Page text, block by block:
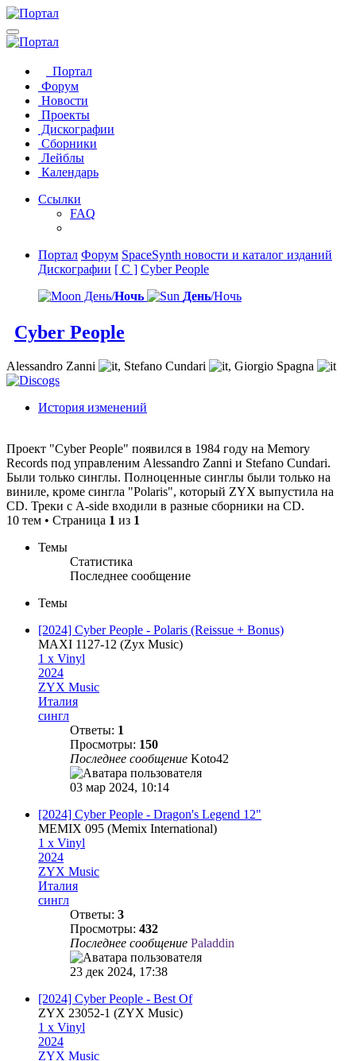
Портал
Форум
Новости
Проекты
Дискографии
Сборники
Лейблы
Календарь
Ссылки
FAQ
Портал Форум SpaceSynth новости и каталог изданий
Дискографии [ C ] Cyber People
День/Ночь День/Ночь
Cyber People
Alessandro Zanni , Stefano Cundari , Giorgio Spagna
История изменений
Проект "Cyber People" появился в 1984 году на Memory
Records под управленим Alessandro Zanni и Stefano Cundari.
Были только синглы. Полноценные синглы были только на
виниле, кроме сингла "Polaris", который ZYX выпустила на
CD. Треки с A-side входили в разные сборники на CD.
10 тем • Страница 1 из 1
Темы
Статистика
Последнее сообщение
Темы
[2024] Cyber People - Polaris (Reissue + Bonus)
MAXI 1127-12 (Zyx Music)
1 x Vinyl
2024
ZYX Music
Италия
сингл
Ответы: 1
Просмотры: 150
Последнее сообщение Koto42
03 мар 2024, 10:14
[2024] Cyber People - Dragon's Legend 12"
MEMIX 095 (Memix International)
1 x Vinyl
2024
ZYX Music
Италия
сингл
Ответы: 3
Просмотры: 432
Последнее сообщение Paladdin
23 дек 2024, 17:38
[2024] Cyber People - Best Of
ZYX 23052-1 (ZYX Music)
1 x Vinyl
2024
ZYX Music